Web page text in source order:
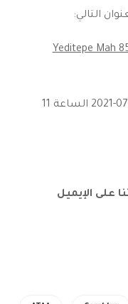
Yeditepe Mah
: يوم الخميس 01-07-2021 الساعة 11
على الإيميل